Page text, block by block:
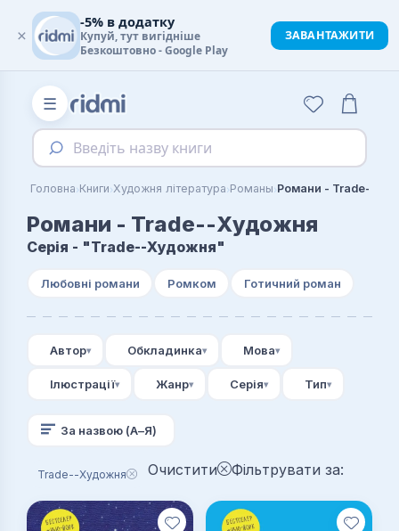
☰
Введіть назву книги
Головна›Книги›Художня література›Романы›Романи - Trade--
Романи - Trade--Художня
Серія - "Trade--Художня"
Любовні романи Ромком Готичний роман
Автор Обкладинка Мова
Ілюстрації Жанр Серія Тип
За назвою (А–Я)
Trade--Художня Очистити Фільтрувати за:
×
-5% в додатку
Купуй, тут вигідніше
Безкоштовно - Google Play
ЗАВАНТАЖИТИ